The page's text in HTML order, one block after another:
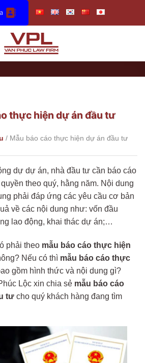
thực hiện dự án đầu tư
/ Mẫu báo cáo thực hiện dự án đầu tư
dự dự án, nhà đầu tư cần báo cáo
theo quý, hằng năm. Nội dung
phải đáp ứng các yêu cầu cơ bản
về các nội dung như: vốn đầu
lao động, khai thác dự án;…
phải theo mẫu báo cáo thực hiện
Nếu có thì mẫu báo cáo thực
gồm hình thức và nội dung gì?
Lộc xin chia sẻ mẫu báo cáo
tư cho quý khách hàng đang tìm